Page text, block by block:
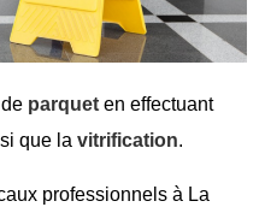
de parquet en effectuant
que la vitrification.
professionnels à La